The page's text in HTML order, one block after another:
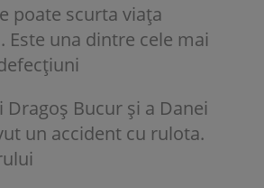
poate scurta viața
Este una dintre cele mai
Dragoș Bucur și a Danei
un accident cu rulota.